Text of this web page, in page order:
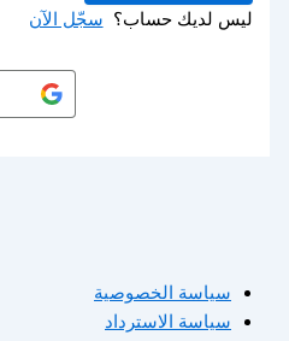
ليس لديك حساب؟ سجّل الآن
سياسة الخصوصية
سياسة الاسترداد